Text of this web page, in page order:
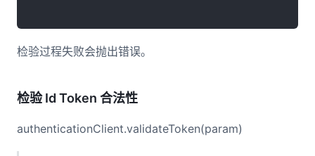
检验过程失败会抛出错误。
检验 Id Token 合法性
authenticationClient.validateToken(param)